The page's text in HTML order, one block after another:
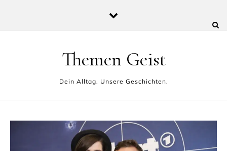
Themen Geist
Dein Alltag. Unsere Geschichten.